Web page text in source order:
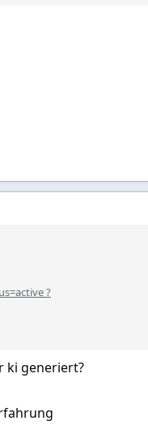
?
ki generiert?